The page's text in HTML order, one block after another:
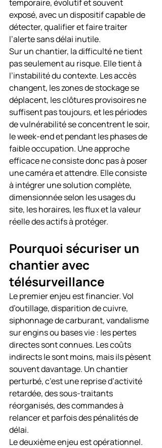
temporaire, évolutif et souvent
exposé, avec un dispositif capable de
détecter, qualifier et faire traiter
l’alerte sans délai inutile.
Sur un chantier, la difficulté ne tient
pas seulement au risque. Elle tient à
l’instabilité du contexte. Les accès
changent, les zones de stockage se
déplacent, les clôtures provisoires ne
suffisent pas toujours, et les périodes
de vulnérabilité se concentrent le soir,
le week-end et pendant les phases de
faible occupation. Une approche
efficace ne consiste donc pas à poser
une caméra et attendre. Elle consiste
à intégrer une solution complète,
dimensionnée selon les usages du
site, les horaires, les flux et la valeur
réelle des actifs à protéger.
Pourquoi sécuriser un
chantier avec
télésurveillance
Le premier enjeu est financier. Vol
d’outillage, disparition de cuivre,
siphonnage de carburant, vandalisme
sur engins ou bases vie : les pertes
directes sont connues. Les coûts
indirects le sont moins, mais ils pèsent
souvent davantage. Un chantier
perturbé, c’est une reprise d’activité
retardée, des sous-traitants
réorganisés, des commandes à
relancer et parfois des pénalités de
délai.
Le deuxième enjeu est opérationnel.